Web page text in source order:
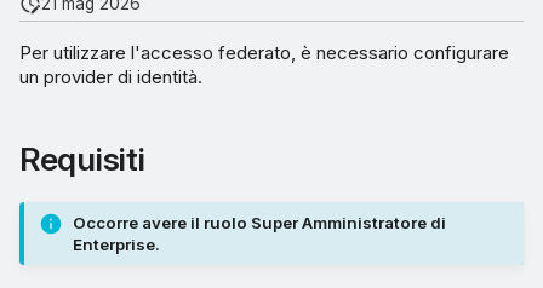
Português
Aggiunta di Microsoft AD
identità
Per utilizzare l'accesso federato, è necessario configurare
un provider di identità.
Requisiti
Occorre avere il ruolo Super Amministratore di
Enterprise.